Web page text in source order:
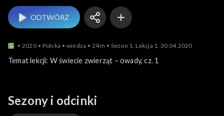
ODTWÓRZ
2020 Polska wiedza 24m Sezon 1, Lekcja 1, 30.04.2020
Temat lekcji: W świecie zwierząt – owady, cz. 1
Sezony i odcinki